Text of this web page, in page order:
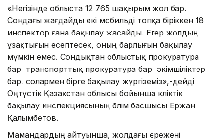
«Негізінде облыста 12 765 шақырым жол бар.
Сондағы жағдайды екі мобильді топқа біріккен 18
инспектор ғана бақылау жасайды. Егер жолдың
ұзақтығын есептесек, оның барлығын бақылау
мүмкін емес. Сондықтан облыстық прокуратура
бар, транспорттық прокуратура бар, әкімшіліктер
бар, солармен бірге бақылау жүргіземіз»,-дейді
Оңтүстік Қазақстан облысы бойынша көліктік
бақылау инспекциясының бөлім басшысы Ержан
Қалымбетов.
Мамандардың айтуынша, жолдағы ережені